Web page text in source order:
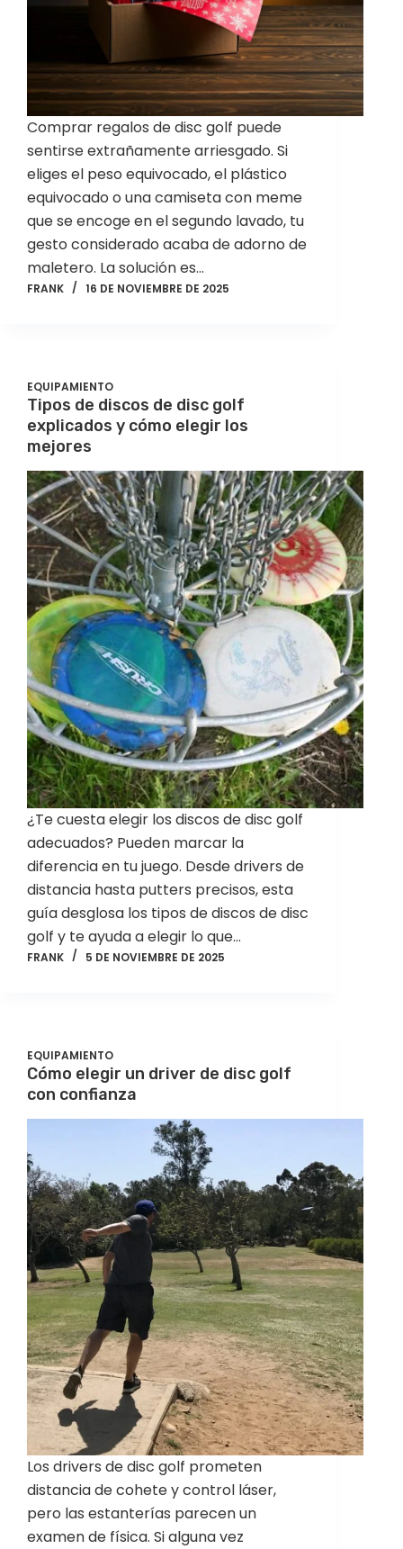
Comprar regalos de disc golf puede
sentirse extrañamente arriesgado. Si
eliges el peso equivocado, el plástico
equivocado o una camiseta con meme
que se encoge en el segundo lavado, tu
gesto considerado acaba de adorno de
maletero. La solución es…
FRANK 16 DE NOVIEMBRE DE 2025
EQUIPAMIENTO
Tipos de discos de disc golf
explicados y cómo elegir los
mejores
¿Te cuesta elegir los discos de disc golf
adecuados? Pueden marcar la
diferencia en tu juego. Desde drivers de
distancia hasta putters precisos, esta
guía desglosa los tipos de discos de disc
golf y te ayuda a elegir lo que…
FRANK 5 DE NOVIEMBRE DE 2025
EQUIPAMIENTO
Cómo elegir un driver de disc golf
con confianza
Los drivers de disc golf prometen
distancia de cohete y control láser,
pero las estanterías parecen un
examen de física. Si alguna vez